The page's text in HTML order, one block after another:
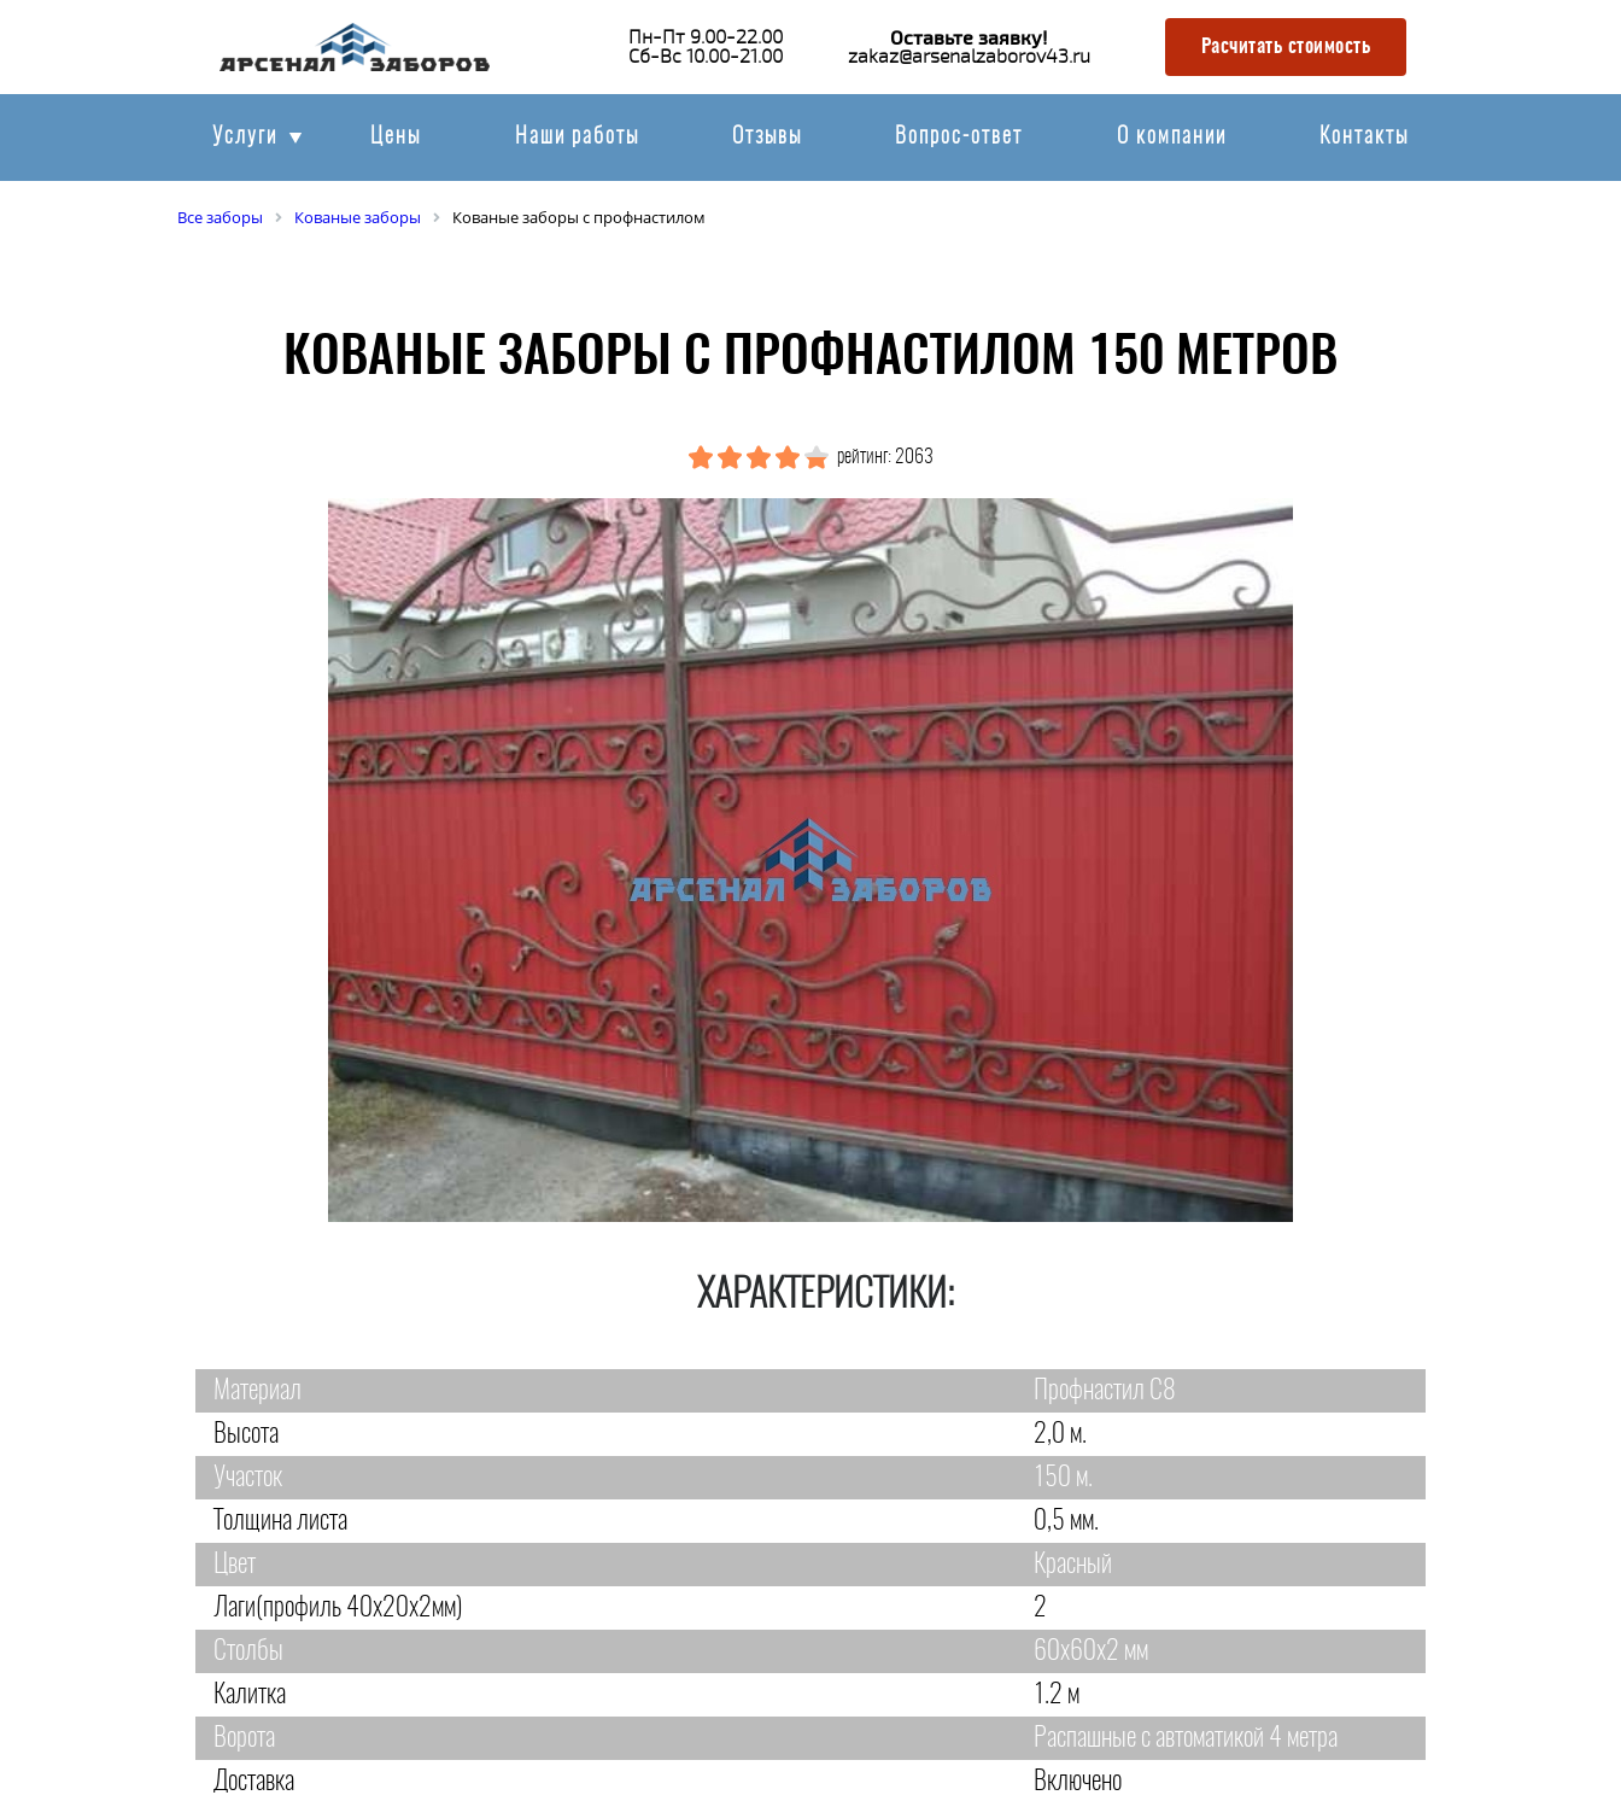
Пн-Пт 9.00-22.00
Сб-Вс 10.00-21.00
Оставьте заявку!
zakaz@arsenalzaborov43.ru Расчитать стоимость
Услуги Цены Наши работы Отзывы Вопрос-ответ О компании Контакты
Все заборы Кованые заборы Кованые заборы с профнастилом
КОВАНЫЕ ЗАБОРЫ С ПРОФНАСТИЛОМ 150 МЕТРОВ
рейтинг: 2063
ХАРАКТЕРИСТИКИ:
Материал
Профнастил С8
Высота
2,0 м.
Участок
150 м.
Толщина листа
0,5 мм.
Цвет
Красный
Лаги(профиль 40х20х2мм)
2
Столбы
60х60х2 мм
Калитка
1.2 м
Ворота
Распашные с автоматикой 4 метра
Доставка
Включено